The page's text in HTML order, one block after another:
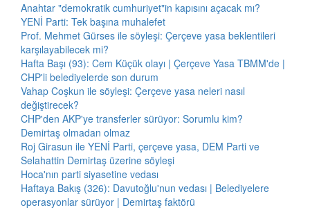
Anahtar "demokratik cumhuriyet"in kapısını açacak mı?
YENİ Parti: Tek başına muhalefet
Prof. Mehmet Gürses ile söyleşi: Çerçeve yasa beklentileri
karşılayabilecek mi?
Hafta Başı (93): Cem Küçük olayı | Çerçeve Yasa TBMM'de |
CHP'li belediyelerde son durum
Vahap Coşkun ile söyleşi: Çerçeve yasa neleri nasıl
değiştirecek?
CHP'den AKP'ye transferler sürüyor: Sorumlu kim?
Demirtaş olmadan olmaz
Roj Girasun ile YENİ Parti, çerçeve yasa, DEM Parti ve
Selahattin Demirtaş üzerine söyleşi
Hoca'nın parti siyasetine vedası
Haftaya Bakış (326): Davutoğlu'nun vedası | Belediyelere
operasyonlar sürüyor | Demirtaş faktörü